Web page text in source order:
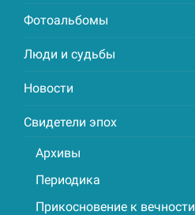
Фотоальбомы
Люди и судьбы
Новости
Свидетели эпох
Архивы
Периодика
Прикосновение к вечности